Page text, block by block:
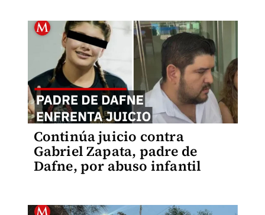
Continúa juicio contra
Gabriel Zapata, padre de
Dafne, por abuso infantil